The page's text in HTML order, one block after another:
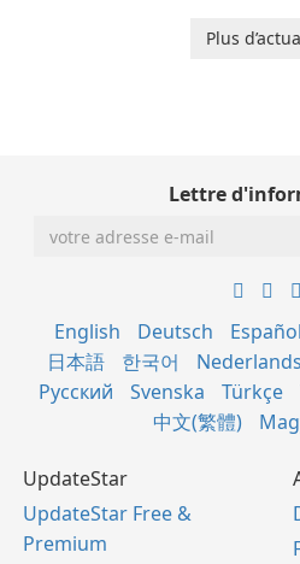
Plus
Lettre
English Deutsch Español
日本語
한국어 Nederlands
Русский
Svenska Türkçe
中文(繁體)
UpdateStar
UpdateStar Free &
Premium